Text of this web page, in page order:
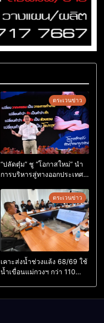
ตระเวนข่าว
“ปลัดตุ๋ม” ชู “โอกาสใหม่” นำ
การบริหารสู่ทางออกประเทศ
ตระเวนข่าว
เคาะส่งน้ำช่วงแล้ง 68/69 ใช้
น้ำเขื่อนแม่กวงฯ กว่า 110